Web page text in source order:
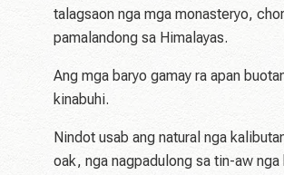
talagsaon nga mga monasteryo,
pamalandong sa Himalayas.
Ang mga baryo gamay ra apan
kinabuhi.
Nindot usab ang natural nga
oak, nga nagpadulong sa tin-aw